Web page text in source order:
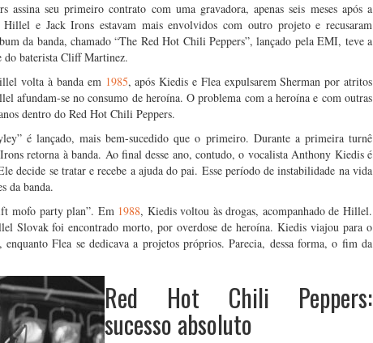
assina seu primeiro contrato com uma gravadora, apenas seis meses após a
Hillel e Jack Irons estavam mais envolvidos com outro projeto e recusaram
da banda, chamado “The Red Hot Chili Peppers”, lançado pela EMI, teve a
do baterista Cliff Martinez.
volta à banda em 1985, após Kiedis e Flea expulsarem Sherman por atritos
afundam-se no consumo de heroína. O problema com a heroína e com outras
dentro do Red Hot Chili Peppers.
é lançado, mais bem-sucedido que o primeiro. Durante a primeira turnê
retorna à banda. Ao final desse ano, contudo, o vocalista Anthony Kiedis é
decide se tratar e recebe a ajuda do pai. Esse período de instabilidade na vida
da banda.
mofo party plan”. Em 1988, Kiedis voltou às drogas, acompanhado de Hillel.
Slovak foi encontrado morto, por overdose de heroína. Kiedis viajou para o
Flea se dedicava a projetos próprios. Parecia, dessa forma, o fim da
Red Hot Chili Peppers:
sucesso absoluto